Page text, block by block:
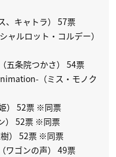
、キャトラ） 57票
ルロット・コルデー）
五条院つかさ） 54票
（ミス・モノク
） 52票 ※同票
） 52票 ※同票
） 52票 ※同票
ワゴンの声） 49票